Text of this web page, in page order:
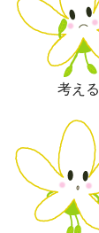
考える